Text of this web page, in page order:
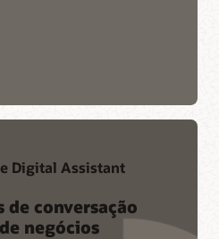
Digital Assistant
de conversação
negócios